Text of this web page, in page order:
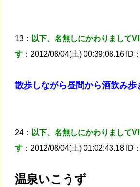
13： 以下、名無しにかわりまして
す ：2012/08/04(土) 00:39:08.16 ID
散歩しながら昼間から酒飲み歩
24： 以下、名無しにかわりまして
す ：2012/08/04(土) 01:02:43.18 ID
温泉いこうず